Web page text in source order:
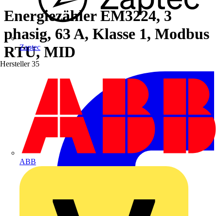
Zaptec
Hersteller 35
ABB
Energiezähler EM3224, 3
phasig, 63 A, Klasse 1, Modbus
RTU, MID